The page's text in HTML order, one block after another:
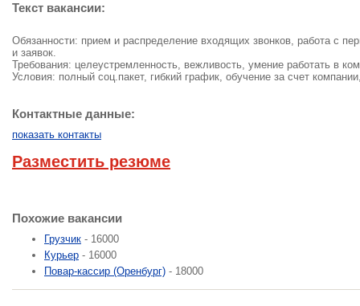
Текст вакансии:
Обязанности: прием и распределение входящих звонков, работа с
и заявок.
Требования: целеустремленность, вежливость, умение работать в
Условия: полный соц.пакет, гибкий график, обучение за счет
Контактные данные:
показать контакты
Разместить резюме
Похожие вакансии
Грузчик - 16000
Курьер - 16000
Повар-кассир (Оренбург) - 18000